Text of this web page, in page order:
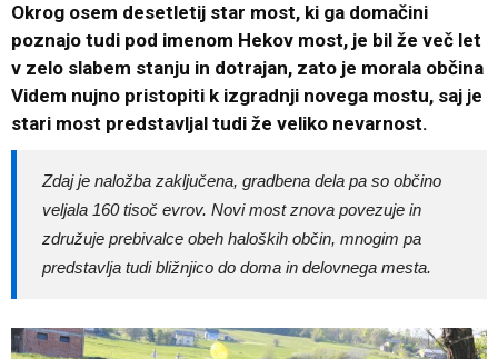
Okrog osem desetletij star most, ki ga domačini
poznajo tudi pod imenom Hekov most, je bil že več let
v zelo slabem stanju in dotrajan, zato je morala občina
Videm nujno pristopiti k izgradnji novega mostu, saj je
stari most predstavljal tudi že veliko nevarnost.
Zdaj je naložba zaključena, gradbena dela pa so občino
veljala 160 tisoč evrov. Novi most znova povezuje in
združuje prebivalce obeh haloških občin, mnogim pa
predstavlja tudi bližnjico do doma in delovnega mesta.